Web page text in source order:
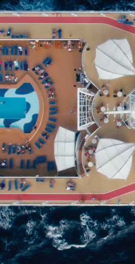
Αρχική
Ποιοί είμαστε
Ιστορία του Συνδέσμου
Διοικητικό
Διατελέσαντες
Διατελέσαντα Μέλη
Διοικητικά Συμβούλια
Μέλη
Εκπροσώπηση σε
Ενημέρωση
Πληροφορίες
Δημόσιοι Φορείς
Διεθνείς Οργανισμοί
Ιδιωτικοί Φορείς
Κεντρικά Λιμεναρχεία
Οργανισμοί Λιμένων
Εύρεση δρομολογίων
Επικοινωνία